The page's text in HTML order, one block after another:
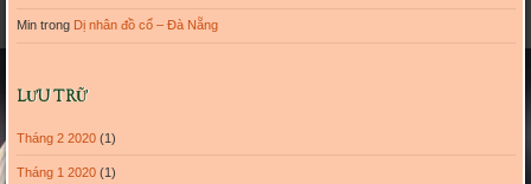
Mintrong Dị nhân đồ cổ – Đà Nẵng
LƯU TRỮ
Tháng 2 2020(1)
Tháng 1 2020(1)